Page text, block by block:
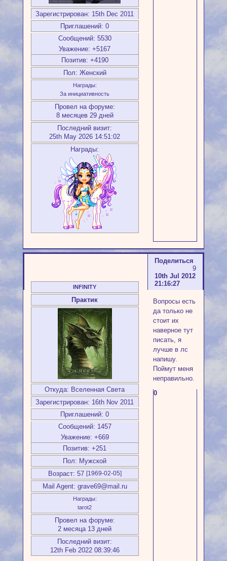
Зарегистрирован: 15th Dec 2011
Приглашений: 0
Сообщений: 5530
Уважение: +5167
Позитив: +4190
Пол: Женский
Награды:
За инициативность
Провел на форуме:
8 месяцев 29 дней
Последний визит:
25th May 2026 14:51:02
Награды:
Поделиться
9
10th Jul 2012
21:16:27
INFINITY
Практик
Откуда: Вселенная Света
Зарегистрирован: 16th Nov 2011
Приглашений: 0
Сообщений: 1457
Уважение: +669
Позитив: +251
Пол: Мужской
Возраст: 57 [1969-02-05]
Mail Agent: grave69@mail.ru
Награды:
tarot2
Провел на форуме:
2 месяца 13 дней
Последний визит:
12th Feb 2022 08:39:46
Вопросы есть
да только не
стоит их
наверное тут
писать, я
лучше в лс
напишу.
Поймут меня
неправильно.
0